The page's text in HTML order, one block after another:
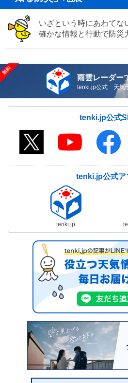
いざという時にあわてな
確かな情報と行動で防災
雨雲レーダー
tenki.jp公式 天気
tenki.jp公式
tenki.jp公式ア
tenki.jp